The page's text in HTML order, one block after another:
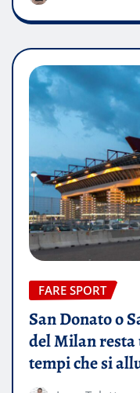
FARE SPORT
San Donato o
del Milan resta
tempi che si